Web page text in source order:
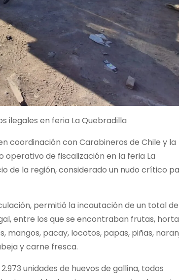
ilegales en feria La Quebradilla
coordinación con Carabineros de Chile y la
operativo de fiscalización en la feria La
de la región, considerado un nudo crítico
permitió la incautación de un total de
entre los que se encontraban frutas,
pacay, locotos, papas, piñas,
y carne fresca.
unidades de huevos de gallina, todos